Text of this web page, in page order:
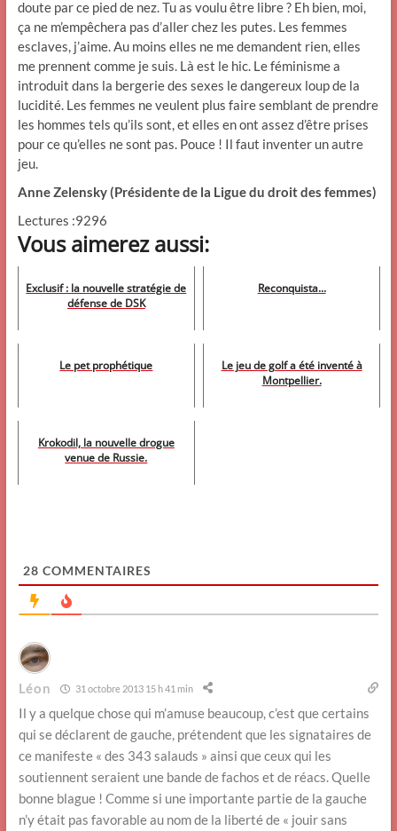
doute par ce pied de nez. Tu as voulu être libre ? Eh bien, moi,
ça ne m’empêchera pas d’aller chez les putes. Les femmes
esclaves, j’aime. Au moins elles ne me demandent rien, elles
me prennent comme je suis. Là est le hic. Le féminisme a
introduit dans la bergerie des sexes le dangereux loup de la
lucidité. Les femmes ne veulent plus faire semblant de prendre
les hommes tels qu’ils sont, et elles en ont assez d’être prises
pour ce qu’elles ne sont pas. Pouce ! Il faut inventer un autre
jeu.
Anne Zelensky (Présidente de la Ligue du droit des femmes)
Lectures :9296
Vous aimerez aussi:
Exclusif : la nouvelle stratégie de
défense de DSK
Reconquista...
Le pet prophétique
Le jeu de golf a été inventé à
Montpellier.
Krokodil, la nouvelle drogue
venue de Russie.
28 COMMENTAIRES
Léon 31 octobre 2013 15 h 41 min
Il y a quelque chose qui m’amuse beaucoup, c’est que certains
qui se déclarent de gauche, prétendent que les signataires de
ce manifeste « des 343 salauds » ainsi que ceux qui les
soutiennent seraient une bande de fachos et de réacs. Quelle
bonne blague ! Comme si une importante partie de la gauche
n’y était pas favorable au nom de la liberté de « jouir sans